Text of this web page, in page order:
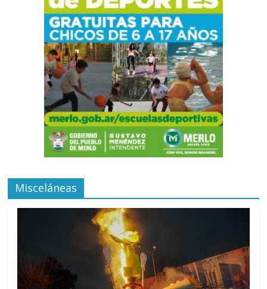
Misceláneas